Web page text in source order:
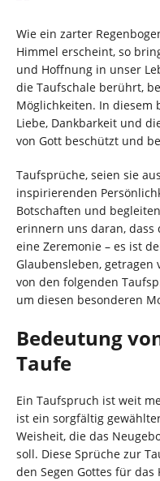
Wie ein zarter
Himmel erscheint, so
und Hoffnung in unser
die Taufschale berührt,
Möglichkeiten. In diesem
Liebe, Dankbarkeit und
von Gott beschützt und
Taufsprüche, seien sie
inspirierenden
Botschaften und
erinnern uns daran,
eine Zeremonie – es ist
Glaubensleben, getragen
von den folgenden
um diesen besonderen
Bedeutung
Taufe
Ein Taufspruch ist weit
ist ein sorgfältig
Weisheit, die das
soll. Diese Sprüche zur
den Segen Gottes für